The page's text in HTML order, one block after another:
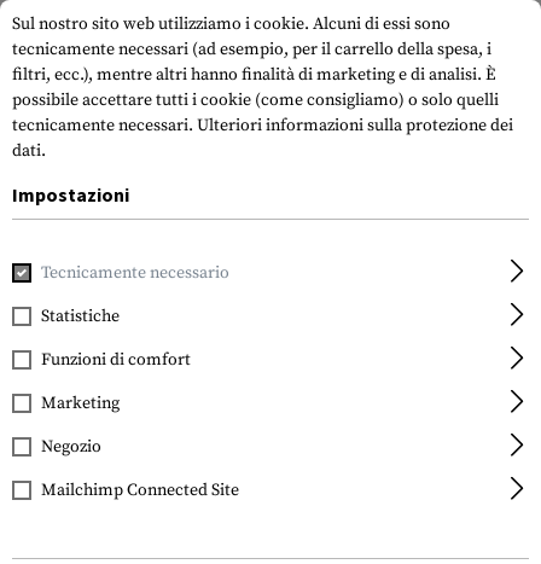
Invader Gear
Armor Carrier
Sul nostro sito web utilizziamo i cookie. Alcuni di essi sono
tecnicamente necessari (ad esempio, per il carrello della spesa, i
filtri, ecc.), mentre altri hanno finalità di marketing e di analisi. È
possibile accettare tutti i cookie (come consigliamo) o solo quelli
tecnicamente necessari. Ulteriori informazioni sulla protezione dei
dati.
Impostazioni
Tecnicamente necessario
Statistiche
Funzioni di comfort
Marketing
Negozio
Mailchimp Connected Site